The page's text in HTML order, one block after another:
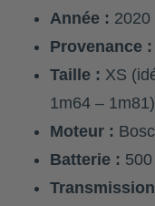
Année : 2020
Provenance :
Taille : XS
1m64 – 1m81)
Moteur :
Batterie :